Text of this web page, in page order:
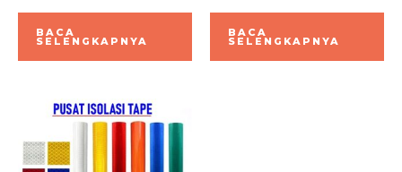
BACA
SELENGKAPNYA
BACA
SELENGKAPNYA